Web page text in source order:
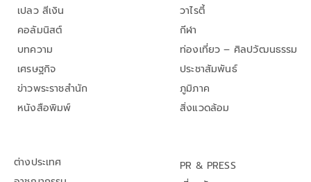
เปลว สีเงิน
คอลัมนิสต์
บทความ
เศรษฐกิจ
ข่าวพระราชสำนัก
หนังสือพิมพ์
วาไรตี้
กีฬา
ท่องเที่ยว – ศิลปวัฒนธรรม
ประชาสัมพันธ์
ภูมิภาค
สิ่งแวดล้อม
ต่างประเทศ
PR & PRESS